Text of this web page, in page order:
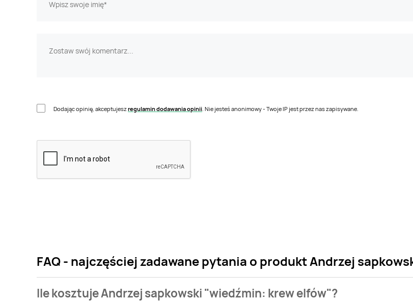
Dodając opinię, akceptujeszregulamin dodawania opinii . Nie jesteś anonimowy - Twoje IP jest przez nas zapisywane.
FAQ - najczęściej zadawane pytania o produkt Andrzej
Ile kosztuje Andrzej sapkowski "wiedźmin: krew elfów"?